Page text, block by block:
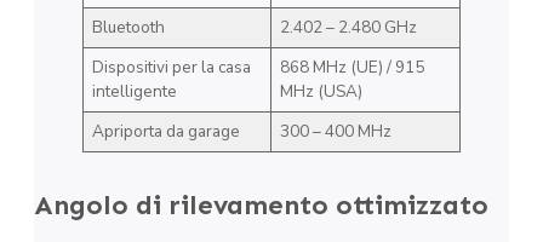
Bluetooth
2.402 – 2.480 GHz
Dispositivi per la casa
intelligente
868 MHz (UE) / 915
MHz (USA)
Apriporta da garage
300 – 400 MHz
Angolo di rilevamento ottimizzato